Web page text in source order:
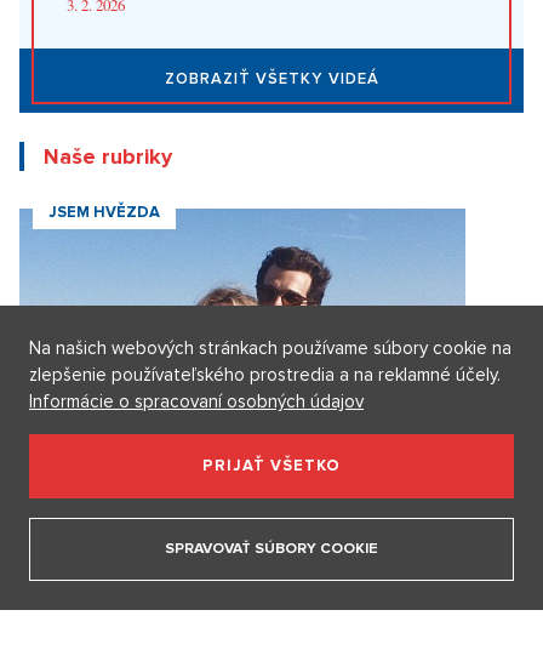
Videa
Za komunizmu sme to mali ľahšie. Modlím sa za
svetový mier, hovorí legendárna herečka Lenka
Termerová
Dieťa si vo škole vybralo sériového vraha, hovorí
herec Maximilián Kocek z Metódy Markovič
ZOBRAZIŤ VŠETKY VIDEÁ
Naše rubriky
Na našich webových stránkach používame súbory cookie na
zlepšenie používateľského prostredia a na reklamné účely.
Informácie o spracovaní osobných údajov
PRIJAŤ VŠETKO
SPRAVOVAŤ SÚBORY COOKIE